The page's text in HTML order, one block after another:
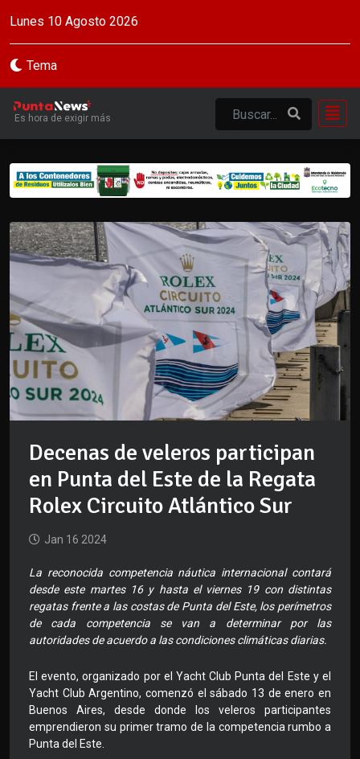
Lunes 10 Agosto 2026
Tema
Es hora de exigir más
Decenas de veleros participan
en Punta del Este de la Regata
Rolex Circuito Atlántico Sur
Jan 16 2024
La reconocida competencia náutica internacional contará
desde este martes 16 y hasta el viernes 19 con distintas
regatas frente a las costas de Punta del Este, los perímetros
de cada competencia se van a determinar por las
autoridades de acuerdo a las condiciones climáticas diarias.
El evento, organizado por el Yacht Club Punta del Este y el
Yacht Club Argentino, comenzó el sábado 13 de enero en
Buenos Aires, desde donde los veleros participantes
emprendieron su primer tramo de la competencia rumbo a
Punta del Este.